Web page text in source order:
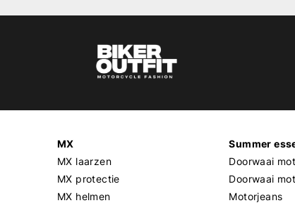
MX
MX laarzen
MX protectie
MX helmen
Summer
Doorwaai
Doorwaai
Motorjeans